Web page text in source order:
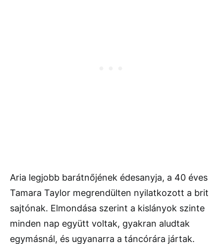
Aria legjobb barátnőjének édesanyja, a 40 éves
Tamara Taylor megrendülten nyilatkozott a brit
sajtónak. Elmondása szerint a kislányok szinte
minden nap együtt voltak, gyakran aludtak
egymásnál, és ugyanarra a táncórára jártak.